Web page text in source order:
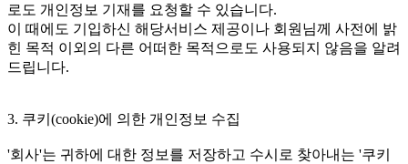
로도 개인정보 기재를 요청할 수 있습니다.
이 때에도 기입하신 해당서비스 제공이나 회원님께 사전에 밝
힌 목적 이외의 다른 어떠한 목적으로도 사용되지 않음을 알려
드립니다.
3. 쿠키(cookie)에 의한 개인정보 수집
'회사'는 귀하에 대한 정보를 저장하고 수시로 찾아내는 '쿠키